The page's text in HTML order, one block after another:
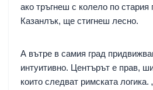
ако тръгнеш с колело по стария
Казанлък, ще стигнеш лесно.
А вътре в самия град
интуитивно. Центърът е прав,
които следват римската